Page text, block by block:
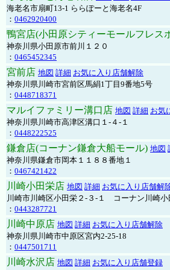
海老名市扇町13-1 ららぽーと海老名4F
： 0462920400
鴨宮店(小田原シティーモールフレス
神奈川県小田原市前川１２０
： 0465452345
宮前店 地図 詳細 お気に入り店舗解除
神奈川県川崎市宮前区馬絹1丁目9番地5号
： 0448718371
マルイファミリー溝口店 地図 詳細 お気
神奈川県川崎市高津区溝口１-４-１
： 0448222525
鎌倉店(コーナン鎌倉大船モール) 地図
神奈川県鎌倉市岡本１１８８番地１
： 0467421422
川崎小田栄店 地図 詳細 お気に入り店舗解
川崎市川崎区小田栄２‐３‐１ コーナン川崎小
： 0443287721
川崎中原店 地図 詳細 お気に入り店舗解除
神奈川県川崎市中原区宮内2-25-18
： 0447501711
川崎水沢店 地図 詳細 お気に入り店舗登録